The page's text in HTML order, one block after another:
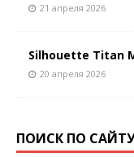
21 апреля 2026
Silhouette Titan
20 апреля 2026
ПОИСК ПО